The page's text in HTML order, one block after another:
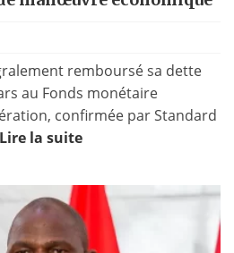
remboursé sa dette
au Fonds monétaire
confirmée par Standard
Lire la suite